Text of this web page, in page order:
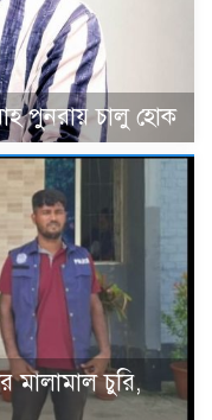
পুনরায় চালু হোক
মালামাল চুরি,